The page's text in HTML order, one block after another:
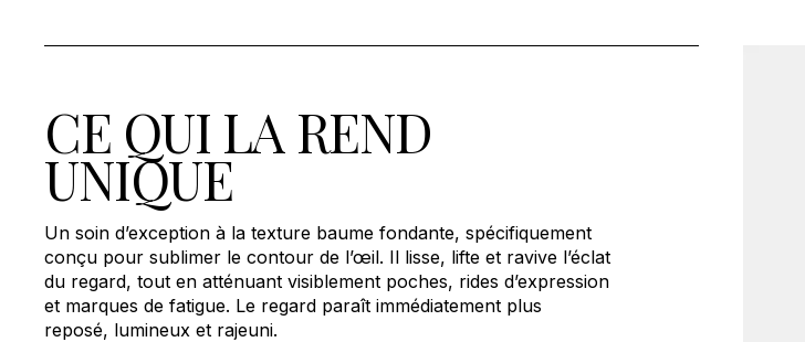
CE QUI LA REND
UNIQUE
Un soin d’exception à la texture baume fondante, spécifiquement
conçu pour sublimer le contour de l’œil. Il lisse, lifte et ravive l’éclat
du regard, tout en atténuant visiblement poches, rides d’expression
et marques de fatigue. Le regard paraît immédiatement plus
reposé, lumineux et rajeuni.